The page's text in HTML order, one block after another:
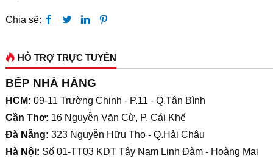
Chia sẽ:
HỖ TRỢ TRỰC TUYẾN
BẾP NHÀ HÀNG
HCM: 09-11 Trường Chinh - P.11 - Q.Tân Bình
Cần Thơ: 16 Nguyễn Văn Cừ, P. Cái Khế
Đà Nẵng: 323 Nguyễn Hữu Thọ - Q.Hải Châu
Hà Nội: Số 01-TT03 KDT Tây Nam Linh Đàm - Hoàng Mai